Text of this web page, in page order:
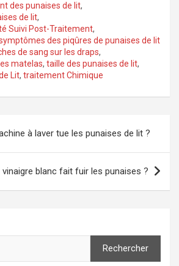
des punaises de lit,
de lit,
Suivi Post-Traitement,
des piqûres de punaises de lit
de sang sur les draps,
matelas, taille des punaises de lit,
Lit, traitement Chimique
à laver tue les punaises de lit ?
blanc fait fuir les punaises ?
Rechercher